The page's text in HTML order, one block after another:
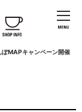
ぽMAPキャンペーン開催